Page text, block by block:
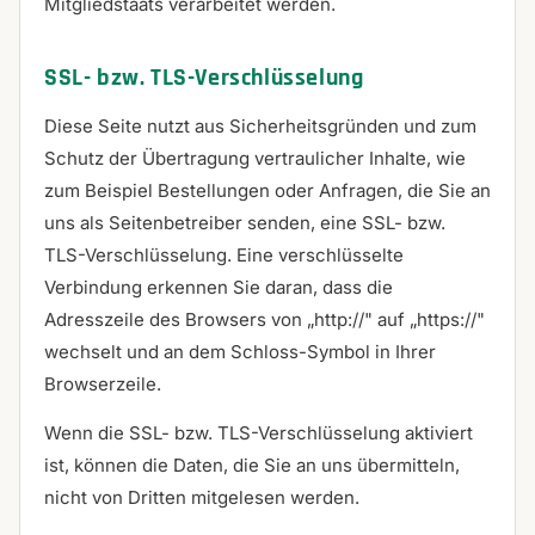
SSL- bzw. TLS-Verschlüsselung
Diese Seite nutzt aus Sicherheitsgründen und zum
Schutz der Übertragung vertraulicher Inhalte, wie
zum Beispiel Bestellungen oder Anfragen, die Sie an
uns als Seitenbetreiber senden, eine SSL- bzw.
TLS-Verschlüsselung. Eine verschlüsselte
Verbindung erkennen Sie daran, dass die
Adresszeile des Browsers von „http://" auf „https://"
wechselt und an dem Schloss-Symbol in Ihrer
Browserzeile.
Wenn die SSL- bzw. TLS-Verschlüsselung aktiviert
ist, können die Daten, die Sie an uns übermitteln,
nicht von Dritten mitgelesen werden.